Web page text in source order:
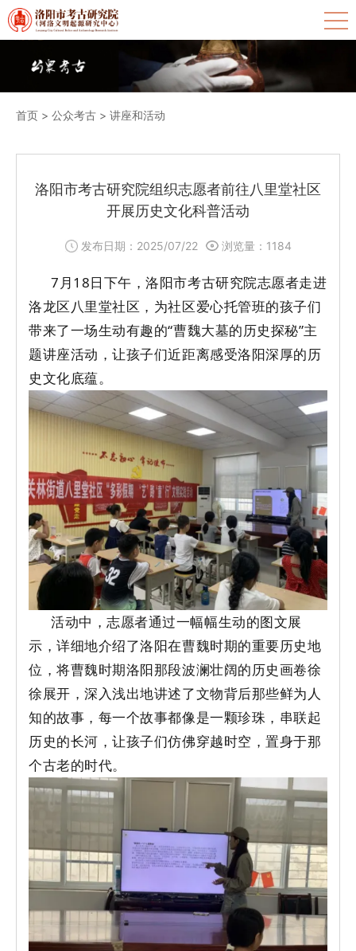
首页 > 公众考古 > 讲座和活动
洛阳市考古研究院组织志愿者前往八里堂社区
开展历史文化科普活动
发布日期：2025/07/22 浏览量： 1184
7月18日下午，洛阳市考古研究院志愿者走进
洛龙区八里堂社区，为社区爱心托管班的孩子们
带来了一场生动有趣的“曹魏大墓的历史探秘”主
题讲座活动，让孩子们近距离感受洛阳深厚的历
史文化底蕴。
活动中，志愿者通过一幅幅生动的图文展
示，详细地介绍了洛阳在曹魏时期的重要历史地
位，将曹魏时期洛阳那段波澜壮阔的历史画卷徐
徐展开，深入浅出地讲述了文物背后那些鲜为人
知的故事，每一个故事都像是一颗珍珠，串联起
历史的长河，让孩子们仿佛穿越时空，置身于那
个古老的时代。